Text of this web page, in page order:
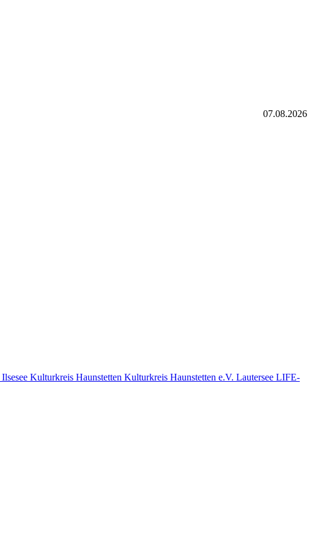
07.08.2026
Ilsesee Kulturkreis Haunstetten Kulturkreis Haunstetten e.V. Lautersee LIFE-